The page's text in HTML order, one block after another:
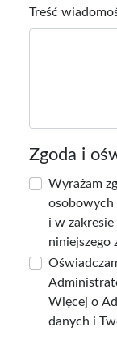
Treść
Zgoda i
Wyrażam
osobowych
i w zakresie
niniejszego
Więcej o
danych i